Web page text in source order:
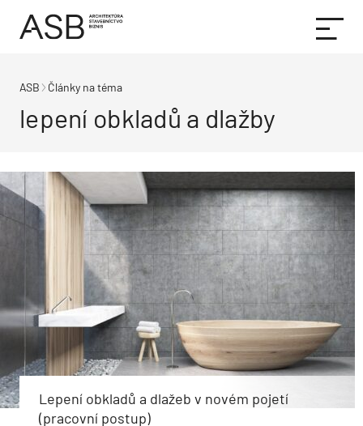
ASB Články na téma
lepení obkladů a dlažby
Lepení obkladů a dlažeb v novém pojetí
(pracovní postup)